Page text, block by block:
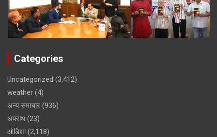
Categories
Uncategorized (3,412)
weather (4)
अन्य समाचार (936)
अपराध (23)
ओडिशा(2,118)